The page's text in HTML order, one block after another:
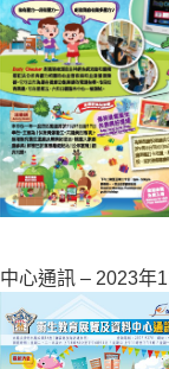
中心通訊 – 2023年